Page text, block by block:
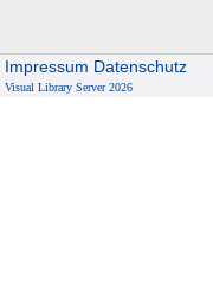
Impressum Datenschutz
Visual Library Server 2026